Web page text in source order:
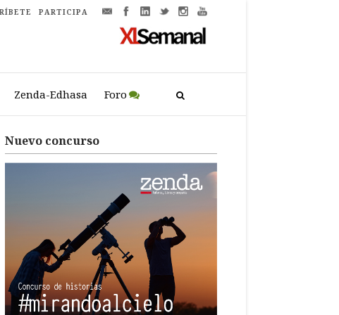
PARTICIPA
Zenda-Edhasa Foro
Nuevo concurso